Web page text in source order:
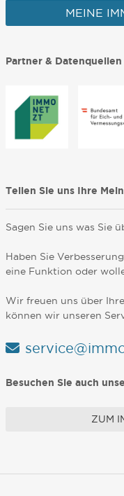
MEINE
Partner & Datenquellen
Teilen Sie uns Ihre
Sagen Sie uns was Sie
Haben Sie
eine Funktion oder
Wir freuen uns über
können wir unseren
Besuchen Sie auch
ZUM